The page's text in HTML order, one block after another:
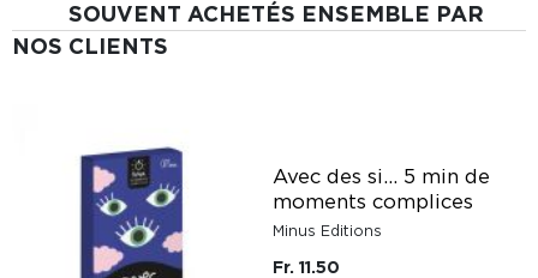
SOUVENT ACHETÉS ENSEMBLE PAR
NOS CLIENTS
Avec des si... 5 min de
moments complices
Minus Editions
Fr. 11.50